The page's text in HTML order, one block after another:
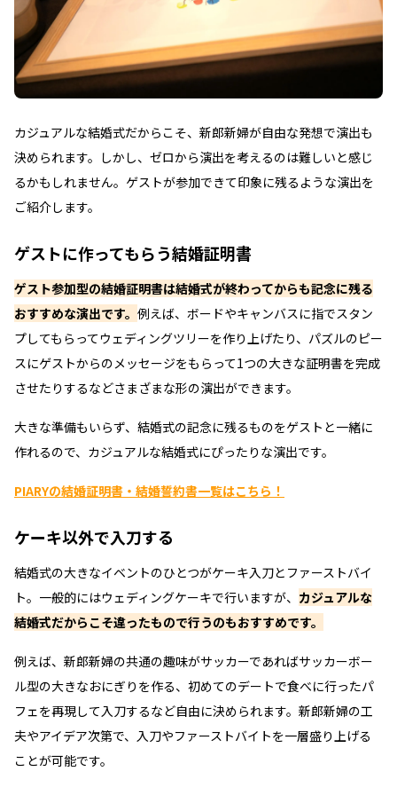
カジュアルな結婚式だからこそ、新郎新婦が自由な発想で演出も
決められます。しかし、ゼロから演出を考えるのは難しいと感じ
るかもしれません。ゲストが参加できて印象に残るような演出を
ご紹介します。
ゲストに作ってもらう結婚証明書
ゲスト参加型の結婚証明書は結婚式が終わってからも記念に残る
おすすめな演出です。 例えば、ボードやキャンバスに指でスタン
プしてもらってウェディングツリーを作り上げたり、パズルのピー
スにゲストからのメッセージをもらって1つの大きな証明書を完成
させたりするなどさまざまな形の演出ができます。
大きな準備もいらず、結婚式の記念に残るものをゲストと一緒に
作れるので、カジュアルな結婚式にぴったりな演出です。
PIARYの結婚証明書・結婚誓約書一覧はこちら！
ケーキ以外で入刀する
結婚式の大きなイベントのひとつがケーキ入刀とファーストバイ
ト。一般的にはウェディングケーキで行いますが、 カジュアルな
結婚式だからこそ違ったもので行うのもおすすめです。
例えば、新郎新婦の共通の趣味がサッカーであればサッカーボー
ル型の大きなおにぎりを作る、初めてのデートで食べに行ったパ
フェを再現して入刀するなど自由に決められます。新郎新婦の工
夫やアイデア次第で、入刀やファーストバイトを一層盛り上げる
ことが可能です。